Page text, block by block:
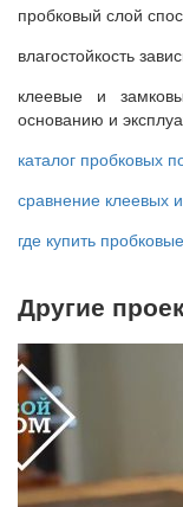
пробковый слой
влагостойкость
клеевые и
основанию и
каталог пробковых
сравнение клеевых
где купить
Другие